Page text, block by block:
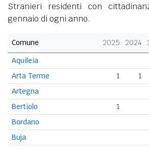
Stranieri residenti con
gennaio di ogni anno.
Comune 2025 2024
Aquileia
Arta Terme
1 1
Artegna
Bertiolo
1
Bordano
Buja